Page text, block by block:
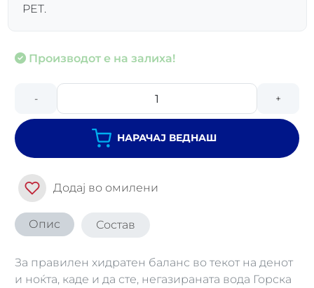
PET.
Производот е на залиха!
- +
НАРАЧАЈ ВЕДНАШ
Додај во омилени
Опис Состав
За правилен хидратен баланс во текот на денот
и ноќта, каде и да сте, негазираната вода Горска